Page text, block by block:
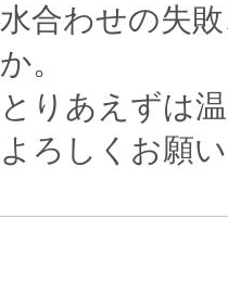
水合わせの失
か。
とりあえずは
よろしくお願